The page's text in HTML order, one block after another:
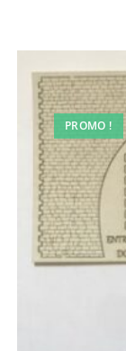
PROMO !